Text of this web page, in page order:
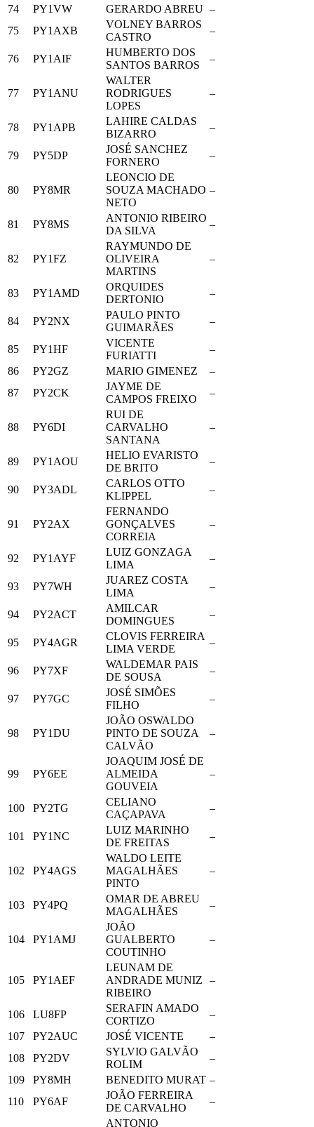
74
PY1VW GERARDO ABREU –
75
PY1AXB
VOLNEY BARROS
CASTRO
–
76 PY1AIF
HUMBERTO DOS
SANTOS BARROS
–
77 PY1ANU
WALTER
RODRIGUES
LOPES
–
78 PY1APB
LAHIRE CALDAS
BIZARRO
–
79 PY5DP
JOSÉ SANCHEZ
FORNERO
–
80 PY8MR
LEONCIO DE
SOUZA MACHADO
NETO
–
81 PY8MS
ANTONIO RIBEIRO
DA SILVA
–
82 PY1FZ
RAYMUNDO DE
OLIVEIRA
MARTINS
–
83 PY1AMD
ORQUIDES
DERTONIO
–
84 PY2NX
PAULO PINTO
GUIMARÃES
–
85 PY1HF
VICENTE
FURIATTI
–
86
PY2GZ MARIO GIMENEZ
–
87
PY2CK
JAYME DE
CAMPOS FREIXO
–
88 PY6DI
RUI DE
CARVALHO
SANTANA
–
89 PY1AOU
HELIO EVARISTO
DE BRITO
–
90 PY3ADL
CARLOS OTTO
KLIPPEL
–
91 PY2AX
FERNANDO
GONÇALVES
CORREIA
–
92 PY1AYF
LUIZ GONZAGA
LIMA
–
93 PY7WH
JUAREZ COSTA
LIMA
–
94 PY2ACT
AMILCAR
DOMINGUES
–
95 PY4AGR
CLOVIS FERREIRA
LIMA VERDE
–
96 PY7XF
WALDEMAR PAIS
DE SOUSA
–
97 PY7GC
JOSÉ SIMÕES
FILHO
–
98 PY1DU
JOÃO OSWALDO
PINTO DE SOUZA
CALVÃO
–
99 PY6EE
JOAQUIM JOSÉ DE
ALMEIDA
GOUVEIA
–
100 PY2TG
CELIANO
CAÇAPAVA
–
101 PY1NC
LUIZ MARINHO
DE FREITAS
–
102 PY4AGS
WALDO LEITE
MAGALHÃES
PINTO
–
103 PY4PQ
OMAR DE ABREU
MAGALHÃES
–
104 PY1AMJ
JOÃO
GUALBERTO
COUTINHO
–
105 PY1AEF
LEUNAM DE
ANDRADE MUNIZ
RIBEIRO
–
106 LU8FP
SERAFIN AMADO
CORTIZO
–
107
PY2AUC JOSÉ VICENTE
–
108
PY2DV
SYLVIO GALVÃO
ROLIM
–
109
PY8MH BENEDITO MURAT –
110
PY6AF
JOÃO FERREIRA
DE CARVALHO
–
ANTONIO